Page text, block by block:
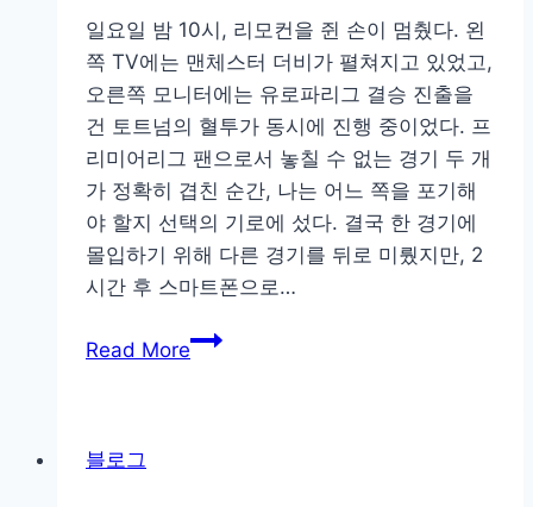
픈
타
임
의
전
략
일요일 밤 10시, 리모컨을 쥔 손이 멈췄다. 왼
쪽 TV에는 맨체스터 더비가 펼쳐지고 있었고,
오른쪽 모니터에는 유로파리그 결승 진출을
건 토트넘의 혈투가 동시에 진행 중이었다. 프
리미어리그 팬으로서 놓칠 수 없는 경기 두 개
가 정확히 겹친 순간, 나는 어느 쪽을 포기해
야 할지 선택의 기로에 섰다. 결국 한 경기에
몰입하기 위해 다른 경기를 뒤로 미뤘지만, 2
시간 후 스마트폰으로…
Read More축
블로그